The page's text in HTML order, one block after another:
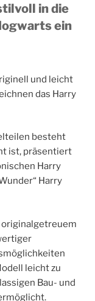
in die
ein
und leicht
das Harry
besteht
ist, präsentiert
Harry
Harry
leicht zu
Bau- und